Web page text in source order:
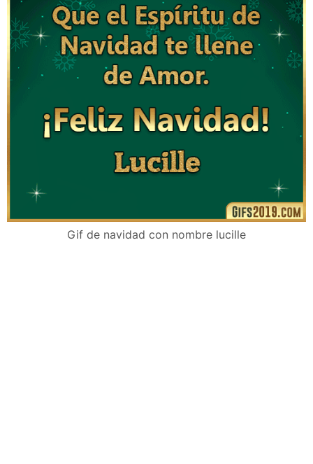
Gif de navidad con nombre lucille